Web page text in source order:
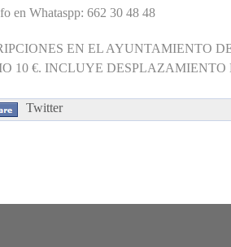
en Whataspp: 662 30 48 48
EN EL AYUNTAMIENTO
10 €. INCLUYE
Twitter